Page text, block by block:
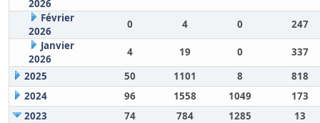
2026
Février
2026
0 4 0
247
Janvier
2026
4 19 0
337
2025
50 1101 8
818
2024
96 1558 1049
173
2023
74 784 1285 13